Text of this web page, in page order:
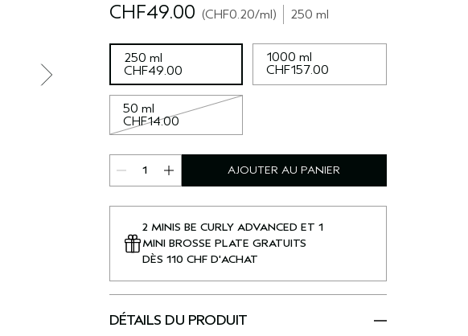
CHF49.00 CHF0.20/ml 250 ml
250 ml
CHF49.00
1000 ml
CHF157.00
50 ml
CHF14.00
AJOUTER AU PANIER
2 MINIS BE CURLY ADVANCED ET 1
MINI BROSSE PLATE GRATUITS
DÈS 110 CHF D'ACHAT
DÉTAILS DU PRODUIT